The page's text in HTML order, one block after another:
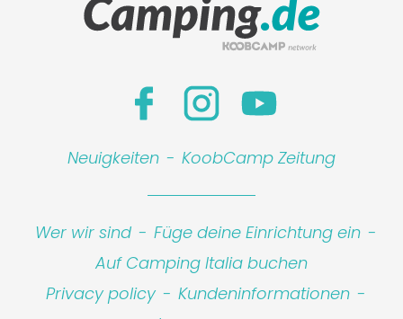
Neuigkeiten - KoobCamp Zeitung
Wer wir sind - Füge deine Einrichtung ein -
Auf Camping Italia buchen
Privacy policy - Kundeninformationen -